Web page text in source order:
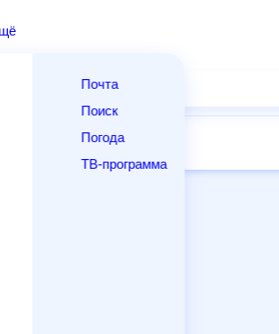
Ещё
Почта
Поиск
Погода
ТВ-программа
Выходные